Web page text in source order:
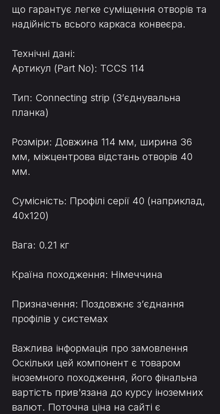
що гарантує легке суміщення отворів та
надійність всього каркаса конвеєра.
Технічні дані:
Артикул (Part No): TCCS 114
Тип: Connecting strip (З’єднувальна
планка)
Розміри: Довжина 114 мм, ширина 36
мм, міжцентрова відстань отворів 40
мм.
Сумісність: Профілі серії 40 (наприклад,
40x120)
Вага: 0.21 кг
Країна походження: Німеччина
Призначення: Поздовжнє з’єднання
профілів у системах
Важлива інформація про замовлення
Оскільки цей компонент є товаром
іноземного походження, його фінальна
вартість прив'язана до курсу іноземних
валют. Поточна ціна на сайті є